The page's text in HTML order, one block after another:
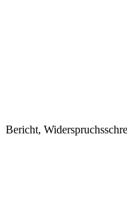
Bericht,